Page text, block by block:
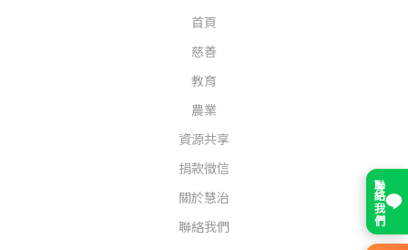
首頁
慈善
教育
農業
資源共享
捐款徵信
關於慧治
聯絡我們
聯絡我們